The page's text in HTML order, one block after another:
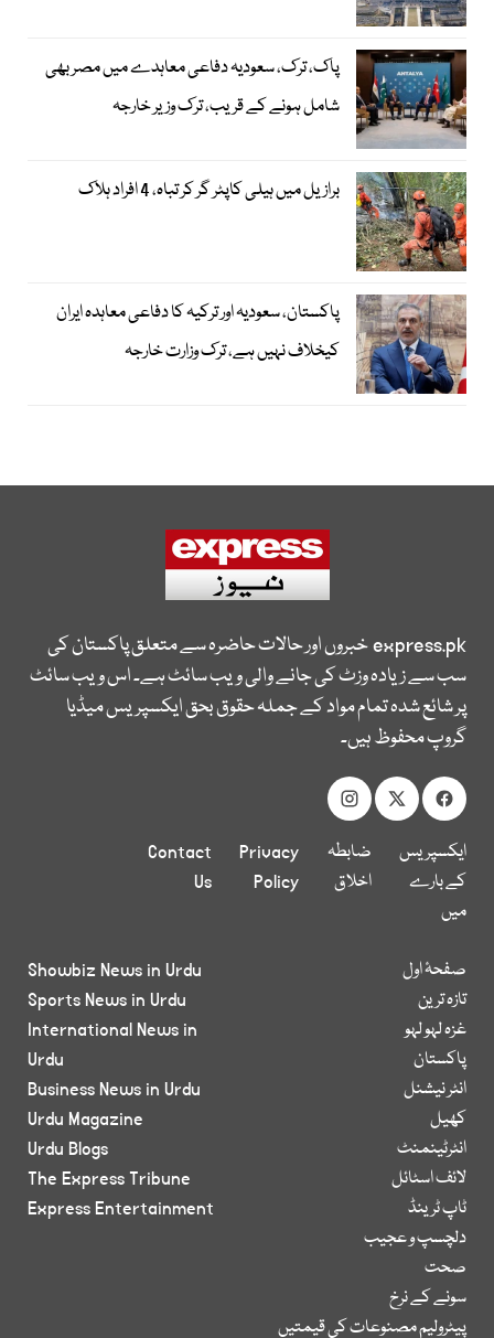
پاک، ترک، سعودیہ دفاعی معاہدے میں مصر بھی
شامل ہونے کے قریب، ترک وزیر خارجہ
برازیل میں ہیلی کاپٹر گر کر تباہ، 4 افراد ہلاک
پاکستان، سعودیہ اور ترکیہ کا دفاعی معاہدہ ایران
کیخلاف نہیں ہے، ترک وزارت خارجہ
express.pkخبروں اور حالات حاضرہ سے متعلق پاکستان کی
سب سے زیادہ وزٹ کی جانے والی ویب سائٹ ہے۔ اس ویب سائٹ
پر شائع شدہ تمام مواد کے جملہ حقوق بحق ایکسپریس میڈیا
گروپ محفوظ ہیں۔
ایکسپریس
کے بارے
میں
ضابطہ
اخلاق
Privacy
Policy
Contact
Us
صفحۂ اول
تازہ ترین
غزہ لہو لہو
پاکستان
انٹر نیشنل
کھیل
انٹرٹینمنٹ
لائف اسٹائل
ٹاپ ٹرینڈ
دلچسپ و عجیب
صحت
سونے کے نرخ
پیٹرولیم مصنوعات کی قیمتیں
Showbiz News in Urdu
Sports News in Urdu
International News in
Urdu
Business News in Urdu
Urdu Magazine
Urdu Blogs
The Express Tribune
Express Entertainment